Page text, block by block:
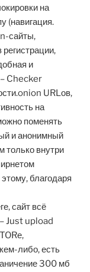
на
(навигация.
сайты,
и
Checker
URLов,
на
поменять
и анонимный
только внутри
благодаря
сайт всё
Just upload
либо, есть
300 мб